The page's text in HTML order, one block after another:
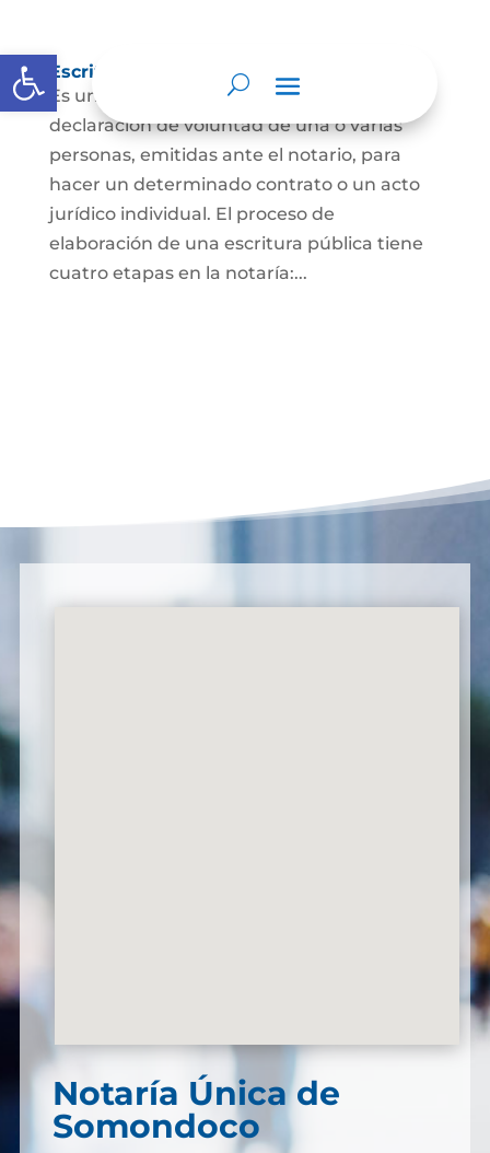
Abrir barra de herramientas
Escritura Pública
Es un documento que contiene la
declaración de voluntad de una o varias
personas, emitidas ante el notario, para
hacer un determinado contrato o un acto
jurídico individual. El proceso de
elaboración de una escritura pública tiene
cuatro etapas en la notaría:...
Notaría Única de
Somondoco